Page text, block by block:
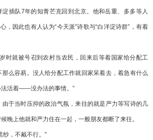
队7年的知青芒克回到北京。他和岳重、多多等人
，因此也有人认为“今天派”诗歌与“白洋淀诗群”，有着
就被号召到农村当农民，回来后等着国家给分配工
么容易。没人给分配工作就回家呆着去，着急有什么
法活着——没办法的事情。”
当时压抑的政治气氛，来往的就是严力等写诗的几
晚上他就和严力住在一起，一般朋友都断了来往。
，不戴不行。”